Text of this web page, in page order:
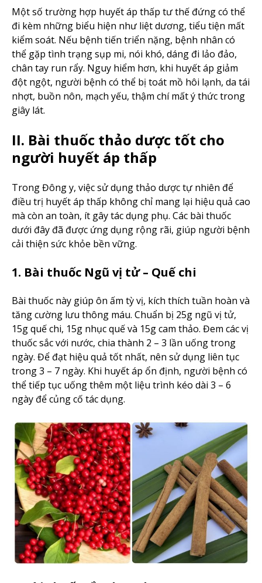
Một số trường hợp huyết áp thấp tư thế đứng có thể
đi kèm những biểu hiện như liệt dương, tiểu tiện mất
kiểm soát. Nếu bệnh tiến triển nặng, bệnh nhân có
thể gặp tình trạng sụp mi, nói khó, dáng đi lảo đảo,
chân tay run rẩy. Nguy hiểm hơn, khi huyết áp giảm
đột ngột, người bệnh có thể bị toát mồ hôi lạnh, da tái
nhợt, buồn nôn, mạch yếu, thậm chí mất ý thức trong
giây lát.
II. Bài thuốc thảo dược tốt cho
người huyết áp thấp
Trong Đông y, việc sử dụng thảo dược tự nhiên để
điều trị huyết áp thấp không chỉ mang lại hiệu quả cao
mà còn an toàn, ít gây tác dụng phụ. Các bài thuốc
dưới đây đã được ứng dụng rộng rãi, giúp người bệnh
cải thiện sức khỏe bền vững.
1. Bài thuốc Ngũ vị tử – Quế chi
Bài thuốc này giúp ôn ấm tỳ vị, kích thích tuần hoàn và
tăng cường lưu thông máu. Chuẩn bị 25g ngũ vị tử,
15g quế chi, 15g nhục quế và 15g cam thảo. Đem các vị
thuốc sắc với nước, chia thành 2 – 3 lần uống trong
ngày. Để đạt hiệu quả tốt nhất, nên sử dụng liên tục
trong 3 – 7 ngày. Khi huyết áp ổn định, người bệnh có
thể tiếp tục uống thêm một liệu trình kéo dài 3 – 6
ngày để củng cố tác dụng.